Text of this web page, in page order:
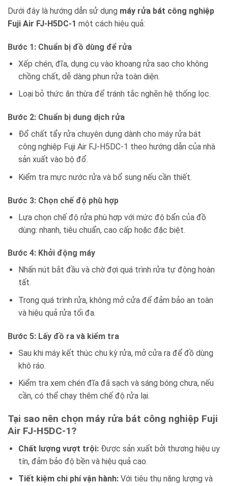
Dưới đây là hướng dẫn sử dụng máy rửa bát công nghiệp
Fuji Air FJ-H5DC-1 một cách hiệu quả:
Bước 1: Chuẩn bị đồ dùng để rửa
Xếp chén, đĩa, dụng cụ vào khoang rửa sao cho không
chồng chất, dễ dàng phun rửa toàn diện.
Loại bỏ thức ăn thừa để tránh tắc nghẽn hệ thống lọc.
Bước 2: Chuẩn bị dung dịch rửa
Đổ chất tẩy rửa chuyên dụng dành cho máy rửa bát
công nghiệp Fuji Air FJ-H5DC-1 theo hướng dẫn của nhà
sản xuất vào bộ đổ.
Kiểm tra mực nước rửa và bổ sung nếu cần thiết.
Bước 3: Chọn chế độ phù hợp
Lựa chọn chế độ rửa phù hợp với mức độ bẩn của đồ
dùng: nhanh, tiêu chuẩn, cao cấp hoặc đặc biệt.
Bước 4: Khởi động máy
Nhấn nút bắt đầu và chờ đợi quá trình rửa tự động hoàn
tất.
Trong quá trình rửa, không mở cửa để đảm bảo an toàn
và hiệu quả rửa tối đa.
Bước 5: Lấy đồ ra và kiểm tra
Sau khi máy kết thúc chu kỳ rửa, mở cửa ra để đồ dùng
khô ráo.
Kiểm tra xem chén đĩa đã sạch và sáng bóng chưa, nếu
cần, có thể chạy thêm chế độ rửa lại.
Tại sao nên chọn máy rửa bát công nghiệp Fuji
Air FJ-H5DC-1?
Chất lượng vượt trội:Được sản xuất bởi thương hiệu uy
tín, đảm bảo độ bền và hiệu quả cao.
Tiết kiệm chi phí vận hành:Với tiêu thụ năng lượng và